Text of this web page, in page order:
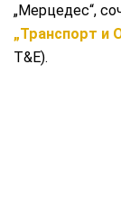
„Мерцедес“,
„Транспорт и
Т&Е).